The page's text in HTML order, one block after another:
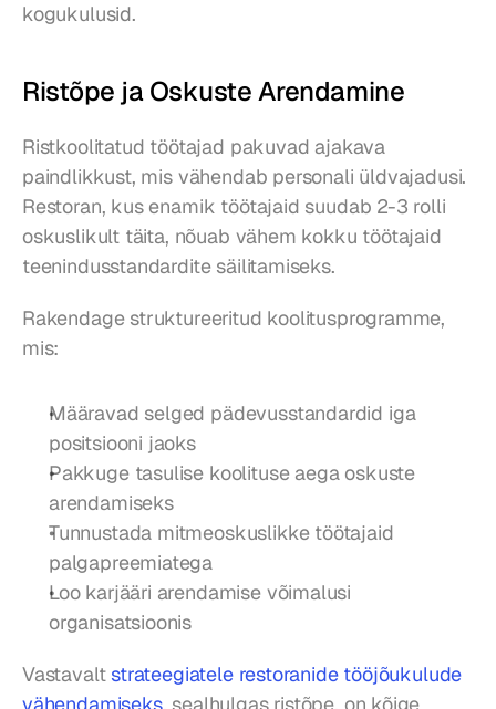
kogukulusid.
Ristõpe ja Oskuste Arendamine
Ristkoolitatud töötajad pakuvad ajakava
paindlikkust, mis vähendab personali üldvajadusi.
Restoran, kus enamik töötajaid suudab 2-3 rolli
oskuslikult täita, nõuab vähem kokku töötajaid
teenindusstandardite säilitamiseks.
Rakendage struktureeritud koolitusprogramme,
mis:
Määravad selged pädevusstandardid iga
positsiooni jaoks
Pakkuge tasulise koolituse aega oskuste
arendamiseks
Tunnustada mitmeoskuslikke töötajaid
palgapreemiatega
Loo karjääri arendamise võimalusi
organisatsioonis
Vastavalt strateegiatele restoranide tööjõukulude